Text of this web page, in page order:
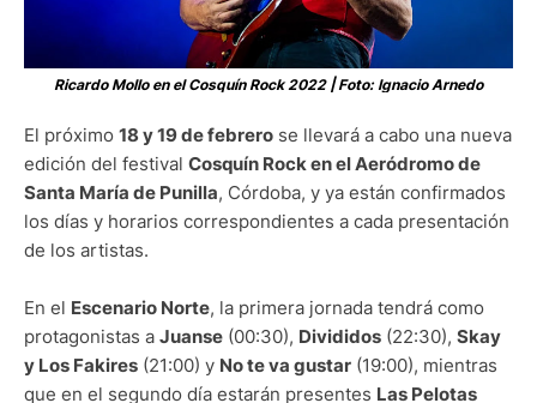
Ricardo Mollo en el Cosquín Rock 2022 | Foto: Ignacio Arnedo
El próximo 18 y 19 de febrero se llevará a cabo una nueva
edición del festival Cosquín Rock en el Aeródromo de
Santa María de Punilla, Córdoba, y ya están confirmados
los días y horarios correspondientes a cada presentación
de los artistas.
En el Escenario Norte, la primera jornada tendrá como
protagonistas a Juanse (00:30), Divididos (22:30), Skay
y Los Fakires (21:00) y No te va gustar (19:00), mientras
que en el segundo día estarán presentes Las Pelotas